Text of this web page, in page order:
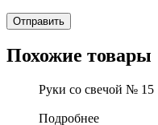
Похожие товары
Руки со свечой № 15
Подробнее